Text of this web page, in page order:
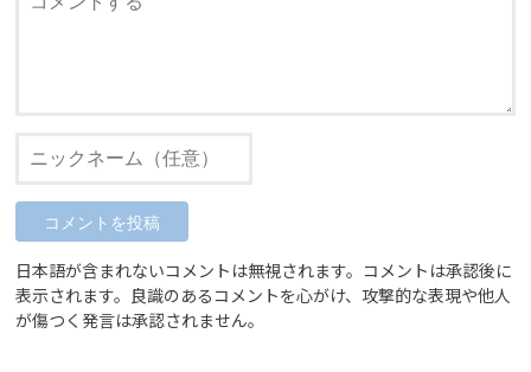
日本語が含まれないコメントは無視されます。コメントは承認後に
表示されます。良識のあるコメントを心がけ、攻撃的な表現や他人
が傷つく発言は承認されません。